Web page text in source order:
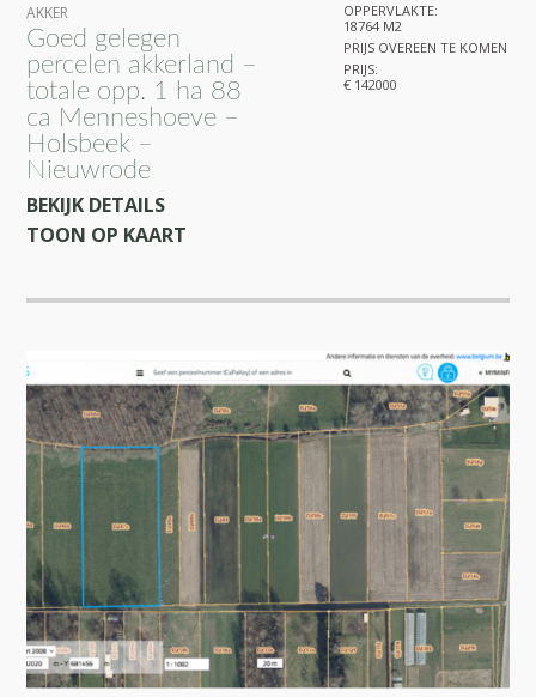
AKKER
Goed gelegen
percelen akkerland –
totale opp. 1 ha 88
ca Menneshoeve –
Holsbeek –
Nieuwrode
BEKIJK DETAILS
TOON OP KAART
OPPERVLAKTE:
18764 M2
PRIJS OVEREEN TE KOMEN
PRIJS:
€ 142000